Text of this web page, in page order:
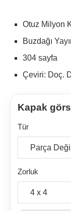
Otuz Milyon
Buzdağı
304 sayfa
Çeviri: Doç.
Kapak
Tür
Zorluk